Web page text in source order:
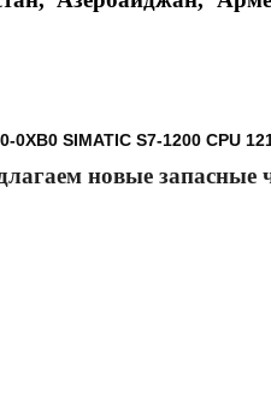
0XB0 SIMATIC S7-1200 CPU
новые запасные